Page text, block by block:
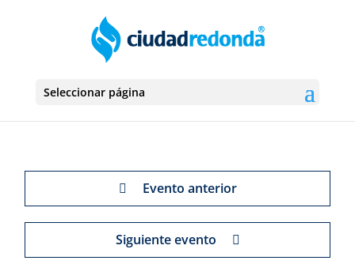
Seleccionar página
Evento anterior
Siguiente evento